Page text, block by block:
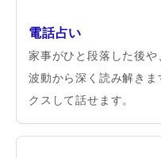
電話占い
家事がひと段落した後
波動から深く読み解き
クスして話せます。